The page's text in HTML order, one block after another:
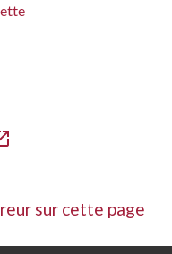
sur cette page